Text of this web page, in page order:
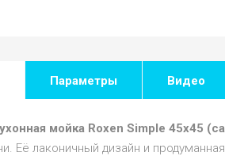
Параметры Видео
мойка Roxen Simple 45х45
Её лаконичный дизайн и